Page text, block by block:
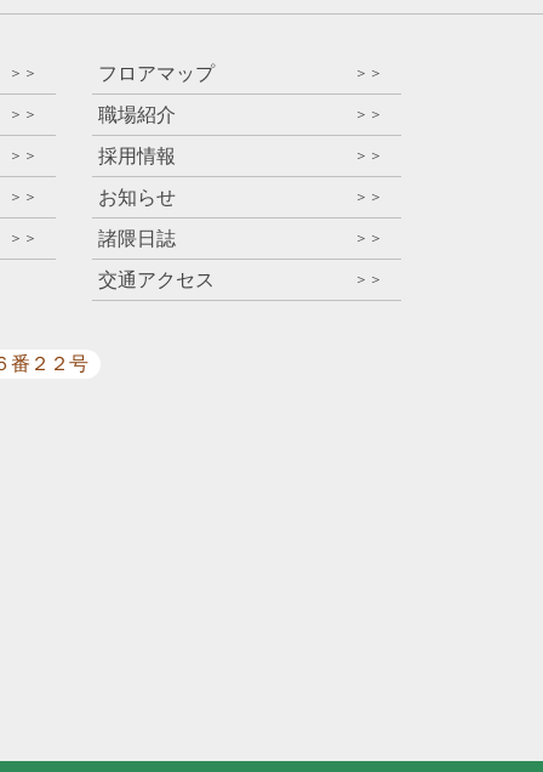
＞＞
＞＞
＞＞
＞＞
＞＞
フロアマップ ＞＞
職場紹介 ＞＞
採用情報 ＞＞
お知らせ ＞＞
諸隈日誌 ＞＞
交通アクセス ＞＞
番２２号